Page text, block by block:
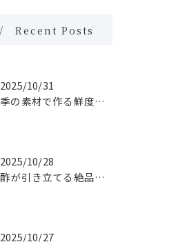
Recent Posts
2025/10/31
四季の素材で作る鮮度抜群の握り寿司の魅力
2025/10/28
甘酢が引き立てる絶品寿司のシャリの秘密
2025/10/27